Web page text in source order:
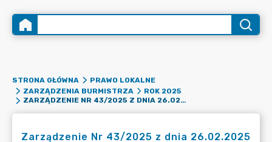
STRONA GŁÓWNA
PRAWO LOKALNE
ZARZĄDZENIA BURMISTRZA
ROK 2025
ZARZĄDZENIE NR 43/2025 Z DNIA 26.02.2025 R. W SPRAWIE WYZNACZENIA NAUCZYCIELA DO ZASTĘPOWANIA DYREKTORA PODCZAS JEGO NIEOBECNOŚCI
Zarządzenie Nr 43/2025 z dnia 26.02.2025